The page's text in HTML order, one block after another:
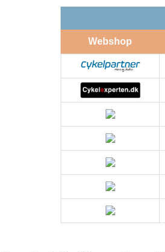
Webshop